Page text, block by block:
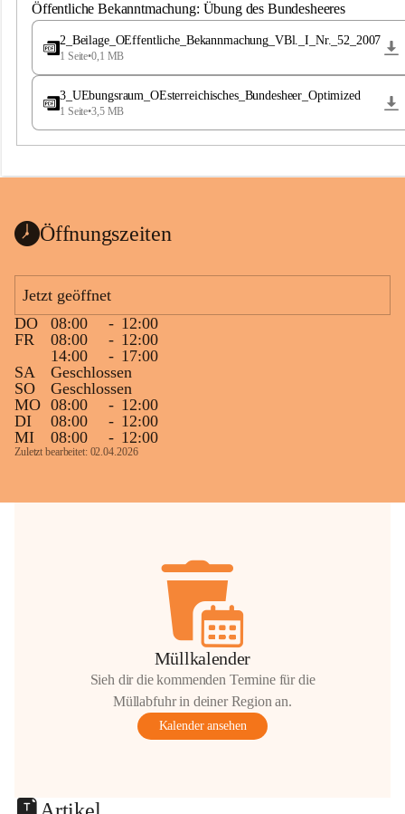
e
a
Öffentliche Bekanntmachung: Übung des Bundesheeres
2_Beilage_OEffentliche_Bekannmachung_VBl._I_Nr._52_2007
1 Seite•0,1 MB
3_UEbungsraum_OEsterreichisches_Bundesheer_Optimized
1 Seite•3,5 MB
Öffnungszeiten
Jetzt geöffnet
DO
08:00 - 12:00
FR
08:00 - 12:00
14:00
- 17:00
SA
Geschlossen
SO
Geschlossen
MO 08:00 - 12:00
DI
08:00 - 12:00
MI
08:00 - 12:00
Zuletzt bearbeitet: 02.04.2026
Müllkalender
Sieh dir die kommenden Termine für die
Müllabfuhr in deiner Region an.
Kalender ansehen